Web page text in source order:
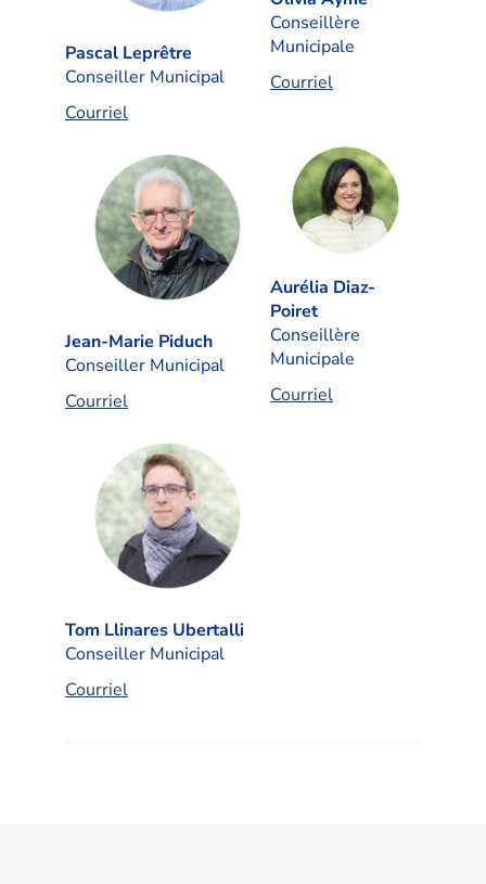
Pascal Leprêtre
Conseiller Municipal
Courriel
Conseillère
Municipale
Courriel
Jean-Marie Piduch
Conseiller Municipal
Courriel
Aurélia Diaz-
Poiret
Conseillère
Municipale
Courriel
Tom Llinares Ubertalli
Conseiller Municipal
Courriel